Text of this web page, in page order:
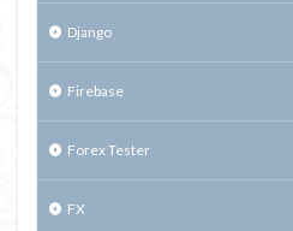
Django
Firebase
Forex Tester
FX